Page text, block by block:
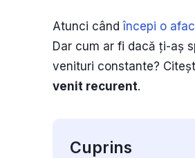
Atunci cândîncepi o
Dar cum ar fi dacă ți-aș
venituri constante?
venit recurent.
Cuprins